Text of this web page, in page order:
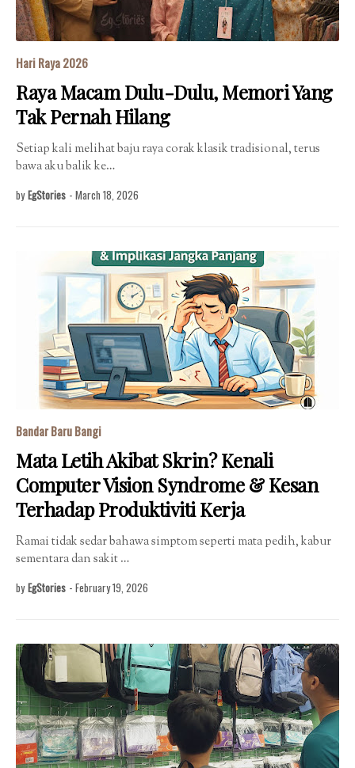
Hari Raya 2026
Raya Macam Dulu-Dulu, Memori Yang
Tak Pernah Hilang
Setiap kali melihat baju raya corak klasik tradisional, terus
bawa aku balik ke…
by EgStories - March 18, 2026
Bandar Baru Bangi
Mata Letih Akibat Skrin? Kenali
Computer Vision Syndrome & Kesan
Terhadap Produktiviti Kerja
Ramai tidak sedar bahawa simptom seperti mata pedih, kabur
sementara dan sakit …
by EgStories - February 19, 2026